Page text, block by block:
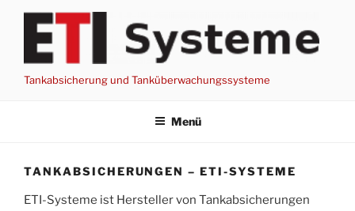
Zum
springen
Tankabsicherung und Tanküberwachungssysteme
Menü
TANKABSICHERUNGEN – ETI-SYSTEME
ETI-Systeme ist Hersteller von Tankabsicherungen